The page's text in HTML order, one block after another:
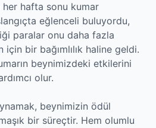
her hafta sonu kumar
eğlenceli buluyordu,
paralar onu daha fazla
bir bağımlılık haline geldi.
beynimizdeki etkilerini
olur.
beynimizin ödül
bir süreçtir. Hem olumlu